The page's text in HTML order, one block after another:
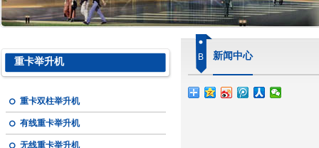
重卡举升机
重卡双柱举升机
有线重卡举升机
无线重卡举升机
B 新闻中心